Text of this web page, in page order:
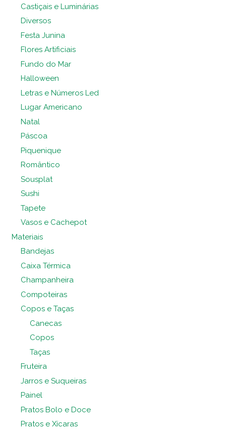
Castiçais e Luminárias
Diversos
Festa Junina
Flores Artificiais
Fundo do Mar
Halloween
Letras e Números Led
Lugar Americano
Natal
Páscoa
Piquenique
Romântico
Sousplat
Sushi
Tapete
Vasos e Cachepot
Materiais
Bandejas
Caixa Térmica
Champanheira
Compoteiras
Copos e Taças
Canecas
Copos
Taças
Fruteira
Jarros e Suqueiras
Painel
Pratos Bolo e Doce
Pratos e Xícaras